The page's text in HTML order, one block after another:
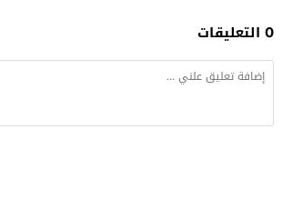
0 التعليقات